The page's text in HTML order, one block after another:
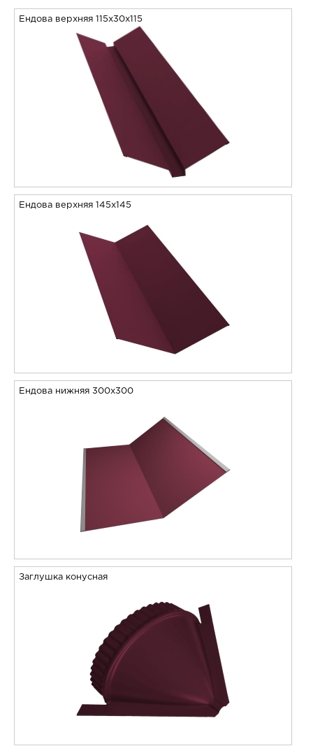
Ендова верхняя 115x30x115
Ендова верхняя 145х145
Ендова нижняя 300х300
Заглушка конусная